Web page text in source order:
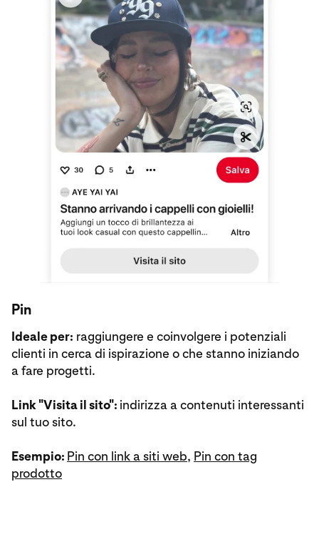
Pin
Ideale per: raggiungere e coinvolgere i potenziali
clienti in cerca di ispirazione o che stanno iniziando
a fare progetti.
Link "Visita il sito": indirizza a contenuti interessanti
sul tuo sito.
Esempio: Pin con link a siti web, Pin con tag
prodotto